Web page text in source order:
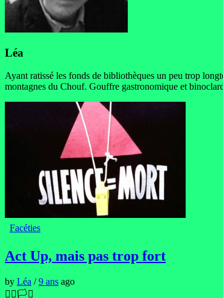
Léa
Ayant ratissé les fonds de bibliothèques un peu trop
montagnes du Chouf. Gouffre gastronomique et
Facéties
Act Up, mais pas trop fort
by Léa /9 ans ago
🏳️‍🌈🏳️‍⚧️